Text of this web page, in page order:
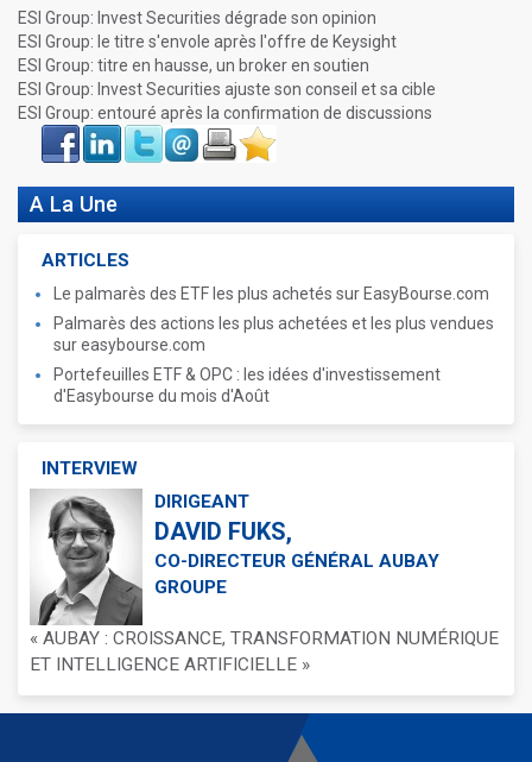
ESI Group: Invest Securities dégrade son opinion
ESI Group: le titre s'envole après l'offre de Keysight
ESI Group: titre en hausse, un broker en soutien
ESI Group: Invest Securities ajuste son conseil et sa cible
ESI Group: entouré après la confirmation de discussions
Face
book
LinkIn Twitter Envoyer ImprimerFavoris
A La Une
ARTICLES
Le palmarès des ETF les plus achetés sur EasyBourse.com
Palmarès des actions les plus achetées et les plus vendues
sur easybourse.com
Portefeuilles ETF & OPC : les idées d'investissement
d'Easybourse du mois d'Août
INTERVIEW
DIRIGEANT
DAVID FUKS,
CO-DIRECTEUR GÉNÉRAL AUBAY
GROUPE
« AUBAY : CROISSANCE, TRANSFORMATION NUMÉRIQUE
ET INTELLIGENCE ARTIFICIELLE »